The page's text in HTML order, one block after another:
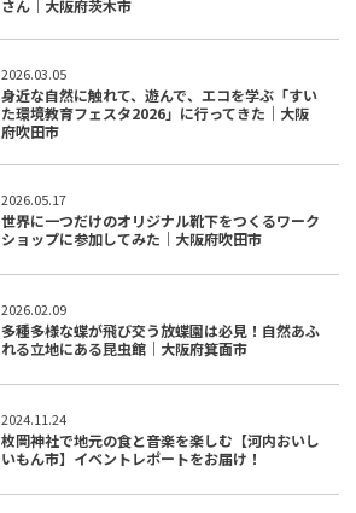
さん｜大阪府茨木市
2026.03.05
身近な自然に触れて、遊んで、エコを学ぶ「すい
た環境教育フェスタ2026」に行ってきた｜大阪
府吹田市
2026.05.17
世界に一つだけのオリジナル靴下をつくるワーク
ショップに参加してみた｜大阪府吹田市
2026.02.09
多種多様な蝶が飛び交う放蝶園は必見！自然あふ
れる立地にある昆虫館｜大阪府箕面市
2024.11.24
枚岡神社で地元の食と音楽を楽しむ【河内おいし
いもん市】イベントレポートをお届け！